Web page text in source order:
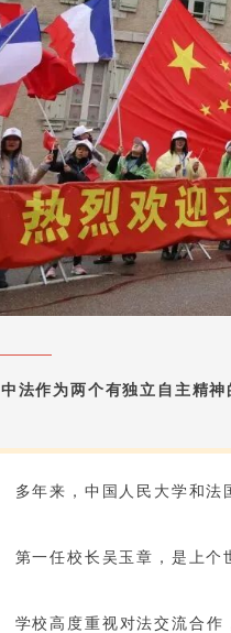
中法作为两个有独立自主精
多年来，中国人民大学和法
第一任校长吴玉章，是上个
学校高度重视对法交流合作